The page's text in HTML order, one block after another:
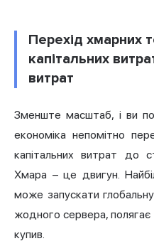
Перехід хмарних
капітальних
витрат
Зменште масштаб, і ви
економіка непомітно
капітальних витрат до
Хмара – це двигун.
може запускати
жодного сервера,
купив.